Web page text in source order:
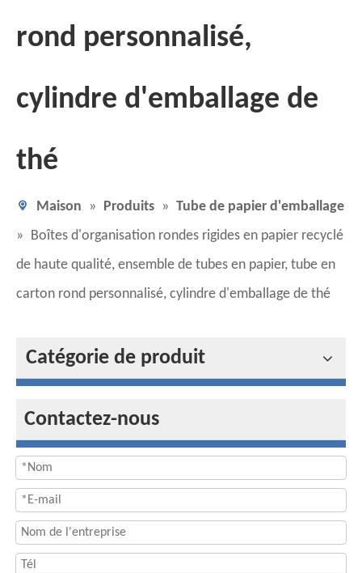
rond personnalisé,
cylindre d'emballage de
thé
Maison » Produits » Tube de papier d'emballage
» Boîtes d'organisation rondes rigides en papier recyclé
de haute qualité, ensemble de tubes en papier, tube en
carton rond personnalisé, cylindre d'emballage de thé
Catégorie de produit
Contactez-nous